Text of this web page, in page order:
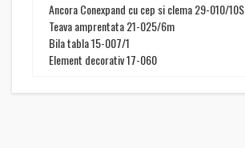
Ancora Conexpand cu cep si clema 29-010/10S
Teava amprentata 21-025/6m
Bila tabla 15-007/1
Element decorativ 17-060